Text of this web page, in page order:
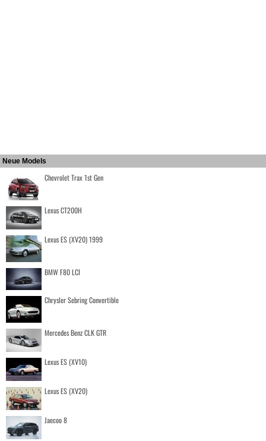
Neue Models
Chevrolet Trax 1st Gen
Lexus CT200H
Lexus ES (XV20) 1999
BMW F80 LCI
Chrysler Sebring Convertible
Mercedes Benz CLK GTR
Lexus ES (XV10)
Lexus ES (XV20)
Jaecoo 8